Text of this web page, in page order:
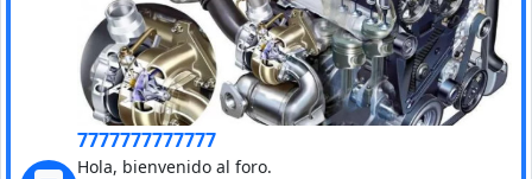
7777777777777
Hola, bienvenido al foro.